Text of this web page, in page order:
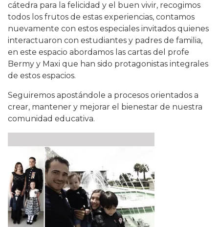
cátedra para la felicidad y el buen vivir, recogimos
todos los frutos de estas experiencias, contamos
nuevamente con estos especiales invitados quienes
interactuaron con estudiantes y padres de familia,
en este espacio abordamos las cartas del profe
Bermy y Maxi que han sido protagonistas integrales
de estos espacios.
Seguiremos apostándole a procesos orientados a
crear, mantener y mejorar el bienestar de nuestra
comunidad educativa.